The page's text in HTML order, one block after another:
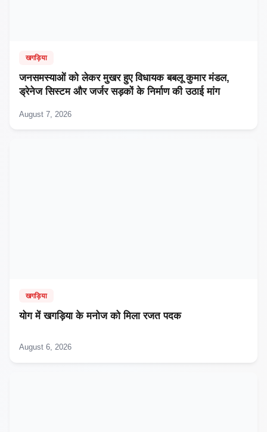
खगड़िया
जनसमस्याओं को लेकर मुखर हुए विधायक बबलू कुमार मंडल,
ड्रेनेज सिस्टम और जर्जर सड़कों के निर्माण की उठाई मांग
August 7, 2026
खगड़िया
​योग में खगड़िया के मनोज को मिला रजत पदक
August 6, 2026